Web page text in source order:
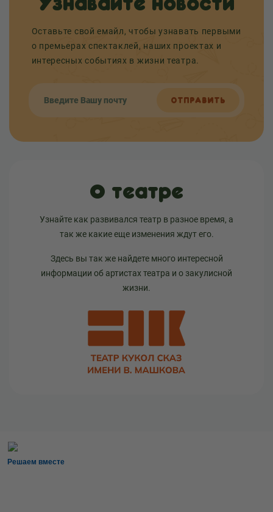
Оставьте свой емайл, чтобы узнавать первыми
о премьерах спектаклей, наших проектах и
интересных событиях в жизни театра.
ОТПРАВИТЬ
О театре
Узнайте как развивался театр в разное время, а
так же какие еще изменения ждут его.
Здесь вы так же найдете много интересной
информации об артистах театра и о закулисной
жизни.
Решаем вместе